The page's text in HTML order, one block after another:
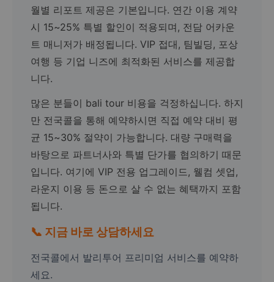
월별 리포트 제공은 기본입니다. 연간 이용 계약
시 15~25% 특별 할인이 적용되며, 전담 어카운
트 매니저가 배정됩니다. VIP 접대, 팀빌딩, 포상
여행 등 기업 니즈에 최적화된 서비스를 제공합
니다.
많은 분들이 bali tour 비용을 걱정하십니다. 하지
만 전국콜을 통해 예약하시면 직접 예약 대비 평
균 15~30% 절약이 가능합니다. 대량 구매력을
바탕으로 파트너사와 특별 단가를 협의하기 때문
입니다. 여기에 VIP 전용 업그레이드, 웰컴 셋업,
라운지 이용 등 돈으로 살 수 없는 혜택까지 포함
됩니다.
📞 지금 바로 상담하세요
전국콜에서 발리투어 프리미엄 서비스를 예약하
세요.